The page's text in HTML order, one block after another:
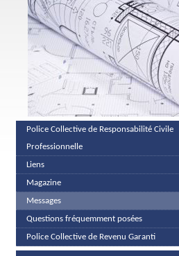
Police Collective de Responsabilité Civile
Professionnelle
Liens
Magazine
Messages
Questions fréquemment posées
Police Collective de Revenu Garanti